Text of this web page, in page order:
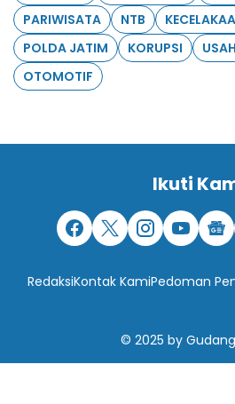
PARIWISATA
NTB
POLDA JATIM
KORUPSI
OTOMOTIF
Ikuti
RedaksiKontak KamiPedoman
© 2025 by